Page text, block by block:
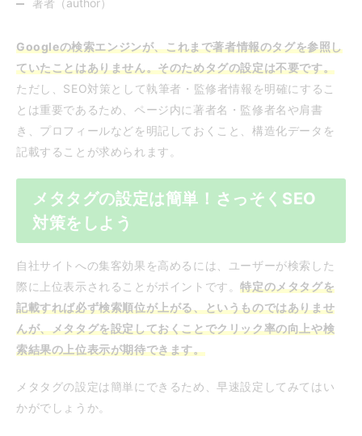
著者（author）
Googleの検索エンジンが、これまで著者情報のタグを参照し
ていたことはありません。そのためタグの設定は不要です。
ただし、SEO対策として執筆者・監修者情報を明確にするこ
とは重要であるため、ページ内に著者名・監修者名や肩書
き、プロフィールなどを明記しておくこと、構造化データを
記載することが求められます。
メタタグの設定は簡単！さっそくSEO
対策をしよう
自社サイトへの集客効果を高めるには、ユーザーが検索した
際に上位表示されることがポイントです。特定のメタタグを
記載すれば必ず検索順位が上がる、というものではありませ
んが、メタタグを設定しておくことでクリック率の向上や検
索結果の上位表示が期待できます。
メタタグの設定は簡単にできるため、早速設定してみてはい
かがでしょうか。